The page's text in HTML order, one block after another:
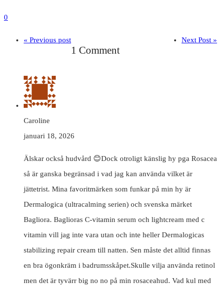
0
« Previous post Next Post »
1 Comment
Caroline
januari 18, 2026
Älskar också hudvård 😊Dock otroligt känslig hy pga Rosacea
så är ganska begränsad i vad jag kan använda vilket är
jättetrist. Mina favoritmärken som funkar på min hy är
Dermalogica (ultracalming serien) och svenska märket
Bagliora. Baglioras C-vitamin serum och lightcream med c
vitamin vill jag inte vara utan och inte heller Dermalogicas
stabilizing repair cream till natten. Sen måste det alltid finnas
en bra ögonkräm i badrumsskåpet.Skulle vilja använda retinol
men det är tyvärr big no no på min rosaceahud. Vad kul med